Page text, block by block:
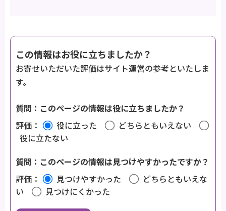
この情報はお役に立ちましたか？
お寄せいただいた評価はサイト運営の参考といたしま
す。
質問：このページの情報は役に立ちましたか？
評価：
役に立った
どちらともいえない
役に立たない
質問：このページの情報は見つけやすかったですか？
評価：
見つけやすかった
どちらともいえな
い
見つけにくかった